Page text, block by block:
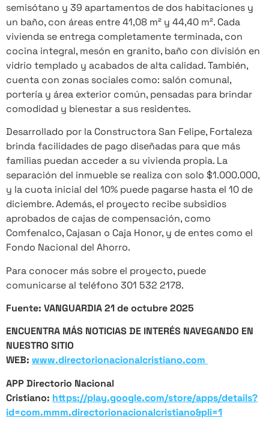
semisótano y 39 apartamentos de dos habitaciones y
un baño, con áreas entre 41,08 m² y 44,40 m². Cada
vivienda se entrega completamente terminada, con
cocina integral, mesón en granito, baño con división en
vidrio templado y acabados de alta calidad. También,
cuenta con zonas sociales como: salón comunal,
portería y área exterior común, pensadas para brindar
comodidad y bienestar a sus residentes.
Desarrollado por la Constructora San Felipe, Fortaleza
brinda facilidades de pago diseñadas para que más
familias puedan acceder a su vivienda propia. La
separación del inmueble se realiza con solo $1.000.000,
y la cuota inicial del 10% puede pagarse hasta el 10 de
diciembre. Además, el proyecto recibe subsidios
aprobados de cajas de compensación, como
Comfenalco, Cajasan o Caja Honor, y de entes como el
Fondo Nacional del Ahorro.
Para conocer más sobre el proyecto, puede
comunicarse al teléfono 301 532 2178.
Fuente: VANGUARDIA 21 de octubre 2025
ENCUENTRA MÁS NOTICIAS DE INTERÉS NAVEGANDO EN
NUESTRO SITIO
WEB: www.directorionacionalcristiano.com
APP Directorio Nacional
Cristiano: https://play.google.com/store/apps/details?
id=com.mmm.directorionacionalcristiano&pli=1